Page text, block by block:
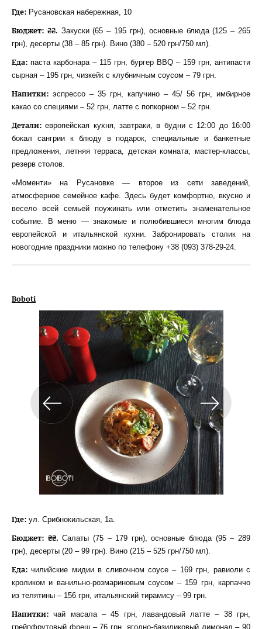
Где: Русановская набережная, 10
Бюджет: ₴₴. Закуски (65 – 195 грн), основные блюда (125 – 265
грн), десерты (38 – 85 грн). Вино (380 – 520 грн/750 мл).
Еда: паста карбонара – 115 грн, бургер BBQ – 159 грн, антипасти
сырная – 195 грн, чизкейк с клубничным соусом – 79 грн.
Напитки: эспрессо – 35 грн, капучино – 45/ 56 грн, имбирное
какао со специями – 52 грн, латте с попкорном – 52 грн.
Детали: европейская кухня, завтраки, в будни с 12:00 до 16:00
бокал сангрии к блюду в подарок, специальные и банкетные
предложения, летняя терраса, детская комната, мастер-классы,
резерв столов.
«Моменти» на Русановке — второе из сети заведений,
атмосферное семейное кафе. Здесь будет комфортно, вкусно и
весело всей семьей поужинать или отметить знаменательное
событие. В меню — знакомые и полюбившиеся многим блюда
европейской и итальянской кухни. Забронировать столик на
новогодние праздники можно по телефону +38 (093) 378-29-24.
Boboti
Где: ул. Срибнокильская, 1а.
Бюджет: ₴₴. Салаты (75 – 179 грн), основные блюда (95 – 289
грн), десерты (20 – 99 грн). Вино (215 – 525 грн/750 мл).
Еда: чилийские мидии в сливочном соусе – 169 грн, равиоли с
кроликом и ванильно-розмариновым соусом – 159 грн, карпаччо
из телятины – 156 грн, итальянский тирамису – 99 грн.
Напитки: чай масала – 45 грн, лавандовый латте – 38 грн,
грейпфрутовый фреш – 76 грн, ягодно-базиликовый лимонад – 90